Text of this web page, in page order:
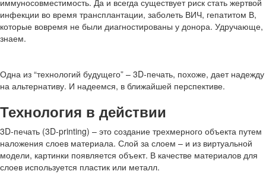
иммуносовместимость. Да и всегда существует риск стать жертвой
инфекции во время трансплантации, заболеть ВИЧ, гепатитом В,
которые вовремя не были диагностированы у донора. Удручающе,
знаем.
Одна из “технологий будущего” – 3D-печать, похоже, дает надежду
на альтернативу. И надеемся, в ближайшей перспективе.
Технология в действии
3D-печать (3D-printing) – это создание трехмерного объекта путем
наложения слоев материала. Слой за слоем – и из виртуальной
модели, картинки появляется объект. В качестве материалов для
слоев используется пластик или металл.